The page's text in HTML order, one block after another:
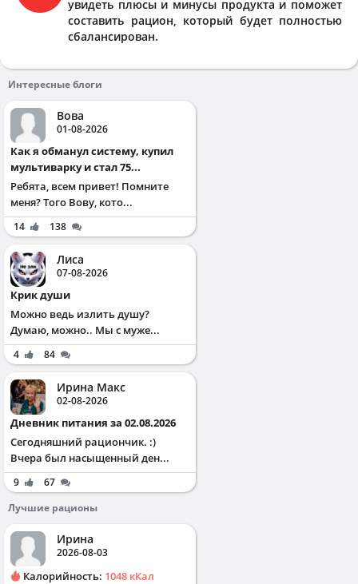
увидеть плюсы и минусы продукта и поможет
составить рацион, который будет полностью
сбалансирован.
Интересные блоги
Вова
01-08-2026
Как я обманул систему, купил
мультиварку и стал 75...
Ребята, всем привет! Помните
меня? Того Вову, кото...
14 138
Лиса
07-08-2026
Крик души
Можно ведь излить душу?
Думаю, можно.. Мы с муже...
4 84
Ирина Макс
02-08-2026
Дневник питания за 02.08.2026
Сегодняшний рациончик. :)
Вчера был насыщенный ден...
9
67
Лучшие рационы
Ирина
2026-08-03
Калорийность: 1048 кКал